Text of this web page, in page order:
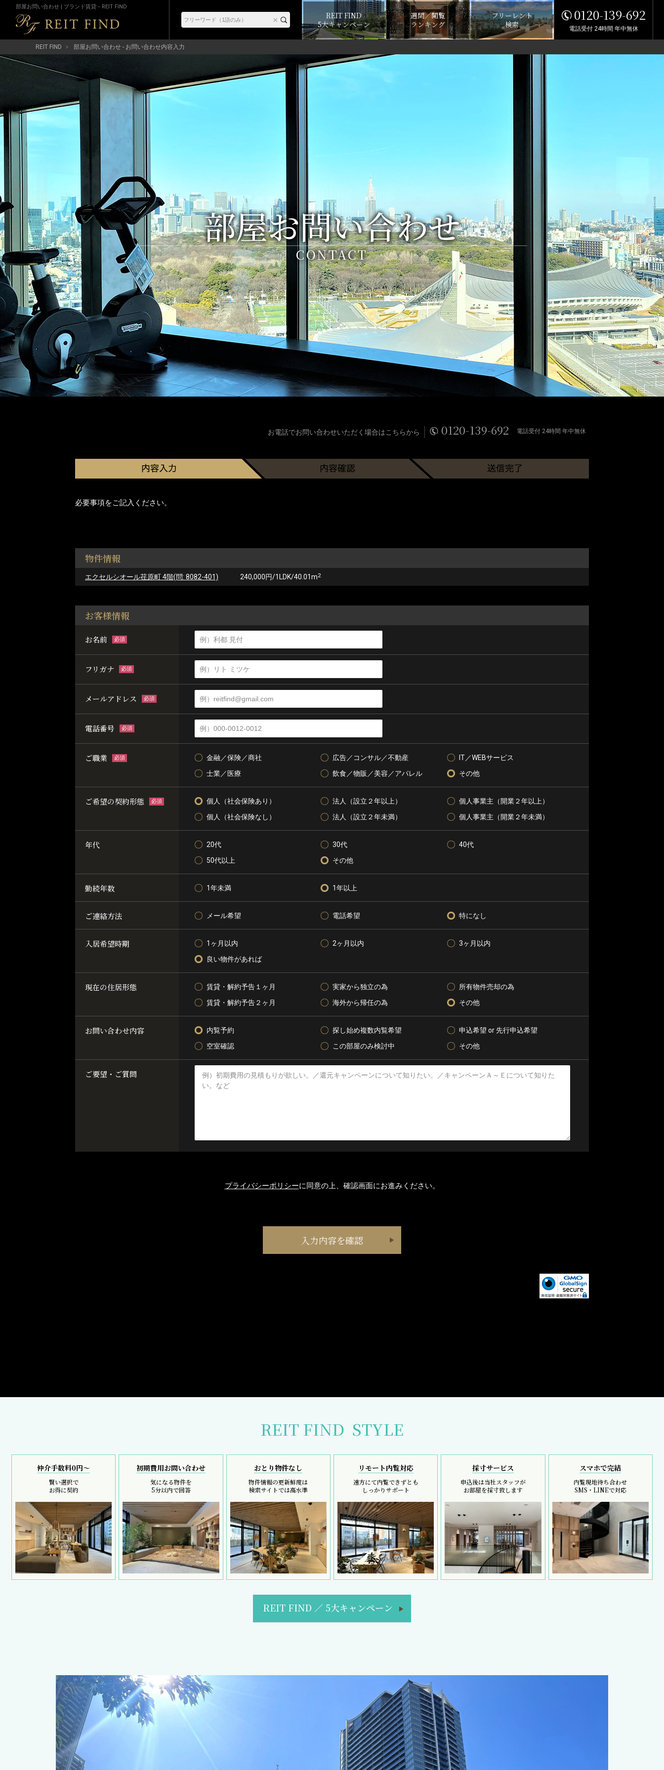
部屋お問い合わせ | ブランド賃貸－REIT FIND
REIT FIND
5大キャンペーン
週間／閲覧
ランキング
フリーレント
検索
0120-139-692
電話受付 24時間 年中無休
REIT FIND 部屋お問い合わせ - お問い合わせ内容入力
部屋お問い合わせ
CONTACT
お電話でお問い合わせいただく場合はこちらから 0120-139-692 電話受付 24時間 年中無休
必要事項をご記入ください。
物件情報
エクセルシオール荏原町 4階(問: 8082-401) 240,000円/1LDK/40.01m2
お客様情報
お名前 必須
フリガナ 必須
メールアドレス 必須
電話番号 必須
ご職業 必須 金融／保険／商社 広告／コンサル／不動産
IT／WEBサービス
士業／医療
飲食／物販／美容／アパレル その他
ご希望の契約形態 必須 個人（社会保険あり） 法人（設立２年以上）
個人事業主（開業２年以上）
個人（社会保険なし）
法人（設立２年未満） 個人事業主（開業２年未満）
年代 20代 30代
40代
50代以上
その他
勤続年数 1年未満 1年以上
ご連絡方法 メール希望 電話希望 特になし
入居希望時期 1ヶ月以内 2ヶ月以内
3ヶ月以内
良い物件があれば
現在の住居形態 賃貸・解約予告１ヶ月 実家から独立の為
所有物件売却の為
賃貸・解約予告２ヶ月
海外から帰任の為 その他
お問い合わせ内容 内覧予約 探し始め複数内覧希望
申込希望 or 先行申込希望
空室確認
この部屋のみ検討中 その他
ご要望・ご質問
プライバシーポリシーに同意の上、確認画面にお進みください。
REIT FIND STYLE
仲介手数料0円～
賢い選択で
お得に契約
初期費用お問い合わせ
気になる物件を
5分以内で回答
おとり物件なし
物件情報の更新鮮度は
検索サイトでは高水準
リモート内覧対応
遠方にて内覧できずとも
しっかりサポート
採寸サービス
申込後は当社スタッフが
お部屋を採寸致します
スマホで完結
内覧現地待ち合わせ
SMS・LINEで対応
REIT FIND ／ 5大キャンペーン